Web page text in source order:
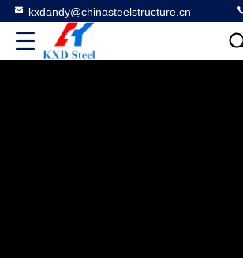
kxdandy@chinasteelstructure.cn